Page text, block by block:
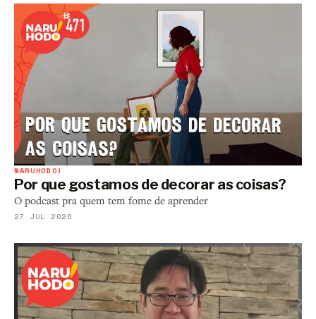
NARUHODO!
Por que gostamos de decorar as coisas?
O podcast pra quem tem fome de aprender
27 JUL 2026